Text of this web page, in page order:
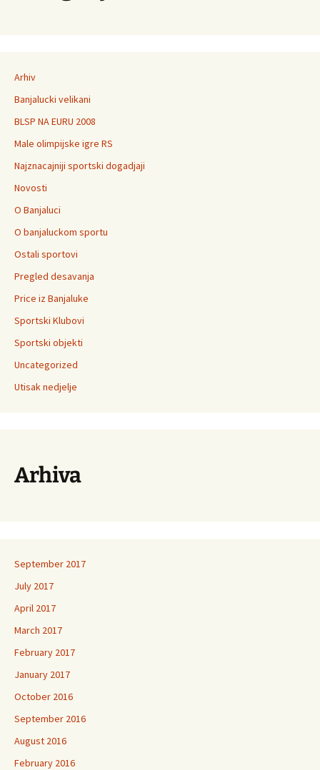
Arhiv
Banjalucki velikani
BLSP NA EURU 2008
Male olimpijske igre RS
Najznacajniji sportski dogadjaji
Novosti
O Banjaluci
O banjaluckom sportu
Ostali sportovi
Pregled desavanja
Price iz Banjaluke
Sportski Klubovi
Sportski objekti
Uncategorized
Utisak nedjelje
Arhiva
September 2017
July 2017
April 2017
March 2017
February 2017
January 2017
October 2016
September 2016
August 2016
February 2016